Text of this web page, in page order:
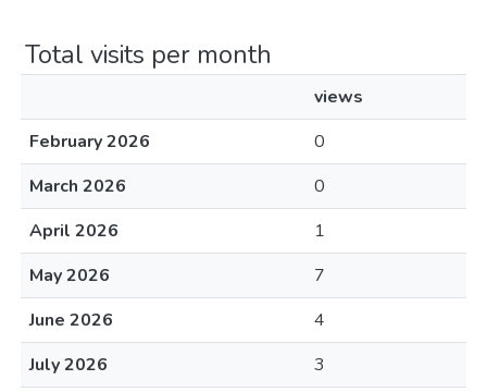
Total visits per month
views
February 2026
0
March 2026
0
April 2026
1
May 2026
7
June 2026
4
July 2026
3